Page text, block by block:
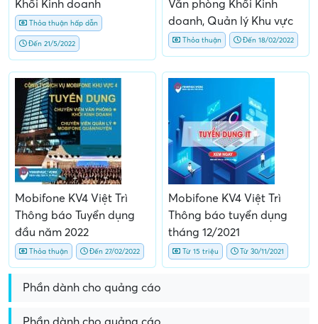
Khối Kinh doanh
Thỏa thuận hấp dẫn
Đến 21/5/2022
Văn phòng Khối Kinh
doanh, Quản lý Khu vực
Thỏa thuận Đến 18/02/2022
Mobifone KV4 Việt Trì
Thông báo Tuyển dụng
đầu năm 2022
Thỏa thuận Đến 27/02/2022
Mobifone KV4 Việt Trì
Thông báo tuyển dụng
tháng 12/2021
Từ 15 triệu Từ 30/11/2021
Phần dành cho quảng cáo